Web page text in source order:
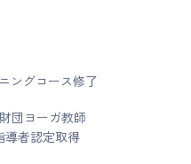
ングコース修了
団ヨーガ教師
導者認定取得